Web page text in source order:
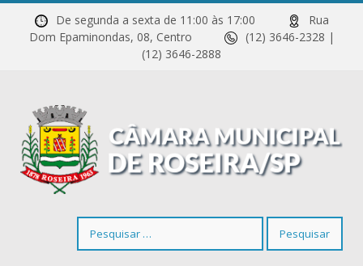
De segunda a sexta de 11:00 às 17:00
Rua
Dom Epaminondas, 08, Centro
(12) 3646-2328 |
(12) 3646-2888
por: